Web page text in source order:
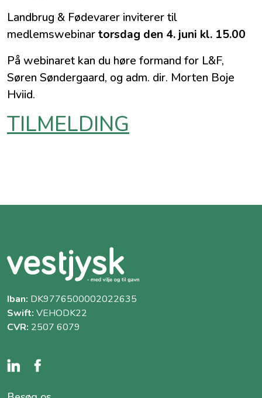
Landbrug & Fødevarer inviterer til
medlemswebinartorsdag den 4. juni kl. 15.00
På webinaret kan du høre formand for L&F,
Søren Søndergaard, og adm. dir. Morten Boje
Hviid.
TILMELDING
Iban: DK9776500002022635
Swift: VEHODK22
CVR: 2507 6079